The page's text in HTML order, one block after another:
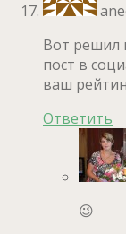
Вот решил
пост в
ваш
Ответить
😉